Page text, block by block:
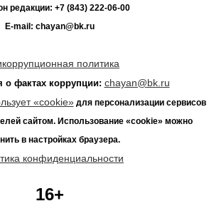
редакции: +7 (843) 222-06-00
E-mail: chayan@bk.ru
политика
фактах коррупции: chayan@bk.ru
«cookie»для персонализации сервисов
сайтом. Использование «cookie» можно
в настройках браузера.
конфиденциальности
16+